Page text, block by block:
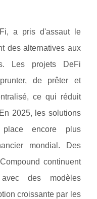
a pris d'assaut le
des alternatives aux
Les projets DeFi
de prêter et
ce qui réduit
2025, les solutions
encore plus
mondial. Des
continuent
des modèles
croissante par les